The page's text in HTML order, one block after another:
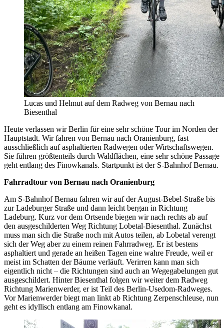
Lucas und Helmut auf dem Radweg von Bernau nach
Biesenthal
Heute verlassen wir Berlin für eine sehr schöne Tour im Norden der
Hauptstadt. Wir fahren von Bernau nach Oranienburg, fast
ausschließlich auf asphaltierten Radwegen oder Wirtschaftswegen.
Sie führen größtenteils durch Waldflächen, eine sehr schöne Passage
geht entlang des Finowkanals. Startpunkt ist der S-Bahnhof Bernau.
Fahrradtour von Bernau nach Oranienburg
Am S-Bahnhof Bernau fahren wir auf der August-Bebel-Straße bis
zur Ladeburger Straße und dann leicht bergan in Richtung
Ladeburg. Kurz vor dem Ortsende biegen wir nach rechts ab auf
den ausgeschilderten Weg Richtung Lobetal-Biesenthal. Zunächst
muss man sich die Straße noch mit Autos teilen, ab Lobetal verengt
sich der Weg aber zu einem reinen Fahrradweg. Er ist bestens
asphaltiert und gerade an heißen Tagen eine wahre Freude, weil er
meist im Schatten der Bäume verläuft. Verirren kann man sich
eigentlich nicht – die Richtungen sind auch an Wegegabelungen gut
ausgeschildert. Hinter Biesenthal folgen wir weiter dem Radweg
Richtung Marienwerder, er ist Teil des Berlin-Usedom-Radweges.
Vor Marienwerder biegt man linkt ab Richtung Zerpenschleuse, nun
geht es idyllisch entlang am Finowkanal.